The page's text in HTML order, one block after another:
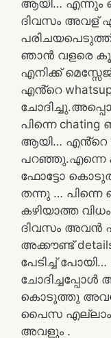
ആയി… എന്നും
ദിവസം അവള്
ഞാൻ വളരെ
എനിക്ക്
എൻ്റെ
പിന്നെ
ആയി… എൻ്റെ
പറഞ്ഞു.എന്നെ
ഫോട്ടോ
തന്നു …
കഴിയാത്ത
ദിവസം അവൻ
അക്കൗണ്ട്
പേടിച്ച്
ചോദിച്ചപ്പോൾ
കൊടുത്തു അവൻ
പൈസ എല്ലാം
അവളും .